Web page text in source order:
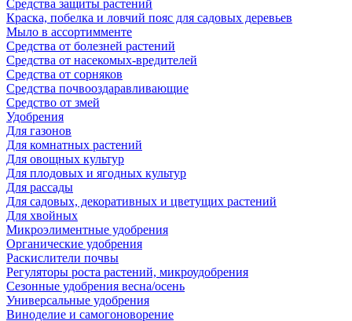
Средства защиты растений
Краска, побелка и ловчий пояс для садовых деревьев
Мыло в ассортимменте
Средства от болезней растений
Средства от насекомых-вредителей
Средства от сорняков
Средства почвооздаравливающие
Средство от змей
Удобрения
Для газонов
Для комнатных растений
Для овощных культур
Для плодовых и ягодных культур
Для рассады
Для садовых, декоративных и цветущих растений
Для хвойных
Микроэлиментные удобрения
Органические удобрения
Раскислители почвы
Регуляторы роста растений, микроудобрения
Сезонные удобрения весна/осень
Универсальные удобрения
Виноделие и самогоноворение